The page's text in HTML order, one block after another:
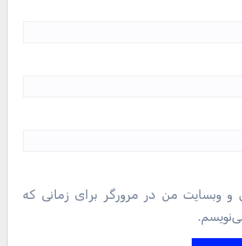
و وبسایت من در مرورگر برای زمانی که